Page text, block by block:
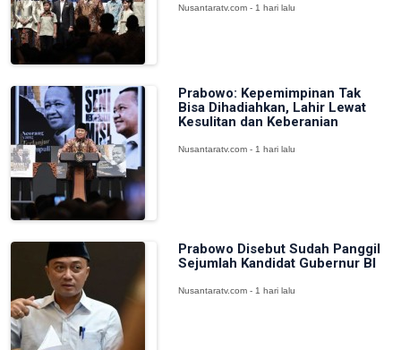
Nusantaratv.com - 1 hari lalu
Prabowo: Kepemimpinan Tak
Bisa Dihadiahkan, Lahir Lewat
Kesulitan dan Keberanian
Nusantaratv.com - 1 hari lalu
Prabowo Disebut Sudah Panggil
Sejumlah Kandidat Gubernur BI
Nusantaratv.com - 1 hari lalu